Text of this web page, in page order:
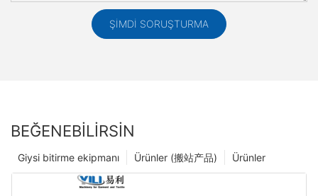
ŞIMDI SORUŞTURMA
BEĞENEBILIRSIN
Ürünler
Ürünler (搬站产品)
Giysi bitirme ekipmanı